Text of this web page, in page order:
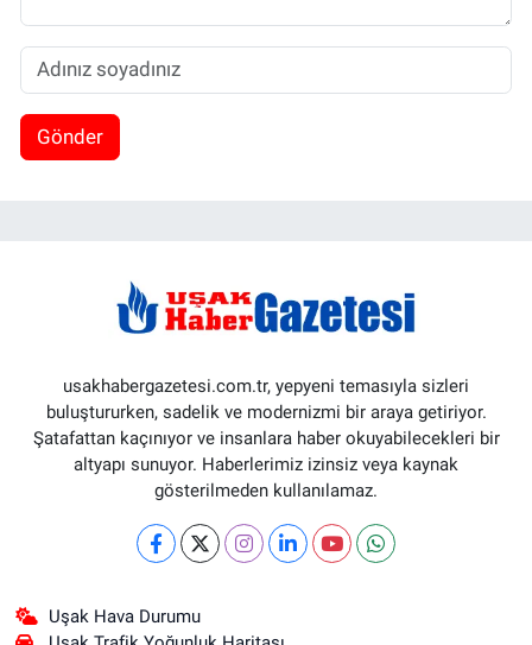
Gönder
usakhabergazetesi.com.tr, yepyeni temasıyla sizleri
buluştururken, sadelik ve modernizmi bir araya getiriyor.
Şatafattan kaçınıyor ve insanlara haber okuyabilecekleri bir
altyapı sunuyor. Haberlerimiz izinsiz veya kaynak
gösterilmeden kullanılamaz.
Uşak Hava Durumu